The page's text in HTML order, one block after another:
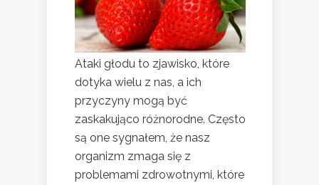
Ataki głodu to zjawisko, które
dotyka wielu z nas, a ich
przyczyny mogą być
zaskakująco różnorodne. Często
są one sygnałem, że nasz
organizm zmaga się z
problemami zdrowotnymi, które